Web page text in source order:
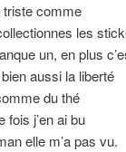
triste comme
les
un, en plus
aussi la liberté
du thé
fois j’en ai bu
elle m’a pas vu.